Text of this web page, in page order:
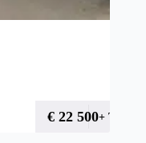
€ 22 500+ TVA